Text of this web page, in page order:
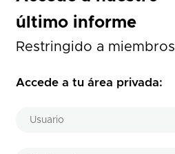
último informe
Restringido a miembros
Accede a tu área privada: